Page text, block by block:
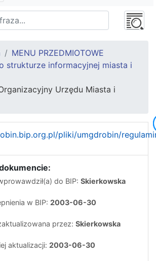
MENU PRZEDMIOTOWE
strukturze informacyjnej miasta i
Urzędu Miasta i
pliki/umgdrobin/
do BIP: Skierkowska
w BIP: 2003-06-30
przez: Skierkowska
aktualizacji: 2003-06-30